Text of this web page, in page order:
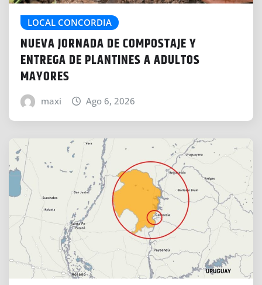
LOCAL CONCORDIA
NUEVA JORNADA DE COMPOSTAJE Y
ENTREGA DE PLANTINES A ADULTOS
MAYORES
maxi Ago 6, 2026